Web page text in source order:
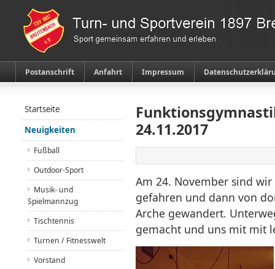
Postanschrift Anfahrt Impressum
24.11.2017
Am 24. November sind
gefahren und dann von
Arche gewandert.
gemacht und uns mit mit
Startseite
Neuigkeiten
Fußball
Outdoor-Sport
Musik- und
Spielmannzug
Tischtennis
Turnen / Fitnesswelt
Vorstand